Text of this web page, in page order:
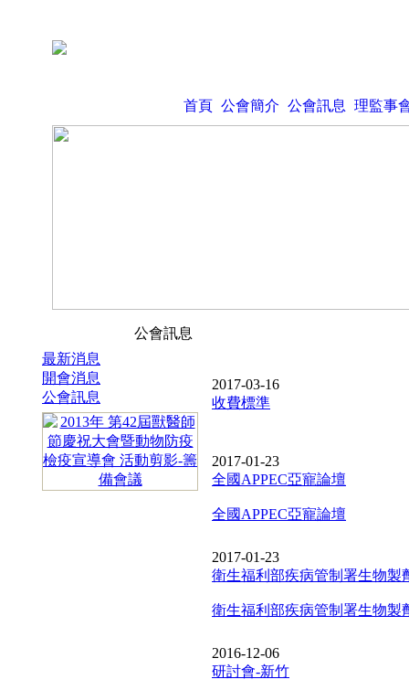
首頁 公會簡介 公會訊息 理監事
公會訊息
最新消息
開會消息
公會訊息
2017-03-16
收費標準
2017-01-23
全國APPEC亞寵論壇
全國APPEC亞寵論壇
2017-01-23
衛生福利部疾病管制署生物製
衛生福利部疾病管制署生物製
2016-12-06
研討會-新竹